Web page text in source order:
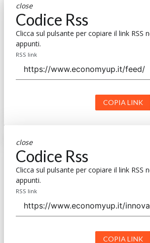
close
Codice Rss
Clicca sul pulsante per copiare il link RSS
appunti.
RSS link
COPIA LINK
close
Codice Rss
Clicca sul pulsante per copiare il link RSS
appunti.
RSS link
COPIA LINK